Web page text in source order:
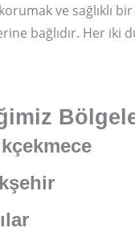
ve sağlıklı
bağlıdır. Her iki